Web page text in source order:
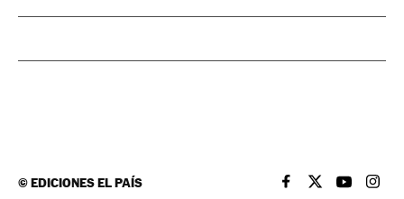
©EDICIONES EL PAÍS EL PAÍS BRASIL EN
EL PAÍSEL PAÍS
EL